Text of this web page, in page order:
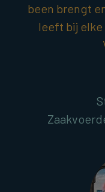
been brengt
leeft bij elke